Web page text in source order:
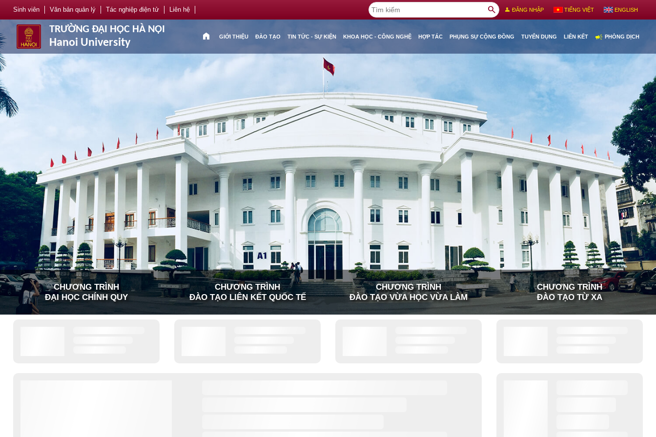
Sinh viên Văn bản quản lý Tác nghiệp điện tử Liên hệ search person ĐĂNG NHẬP TIẾNG VIỆT ENGLISH
TRƯỜNG ĐẠI HỌC HÀ NỘI
Hanoi University
home GIỚI THIỆU ĐÀO TẠO TIN TỨC - SỰ KIỆN KHOA HỌC - CÔNG NGHỆ HỢP TÁC PHỤNG SỰ CỘNG ĐỒNG TUYỂN DỤNG LIÊN KẾT campaign PHÒNG DỊCH
CHƯƠNG TRÌNH
ĐẠI HỌC CHÍNH QUY
CHƯƠNG TRÌNH
ĐÀO TẠO LIÊN KẾT QUỐC TẾ
CHƯƠNG TRÌNH
ĐÀO TẠO VỪA HỌC VỪA LÀM
CHƯƠNG TRÌNH
ĐÀO TẠO TỪ XA